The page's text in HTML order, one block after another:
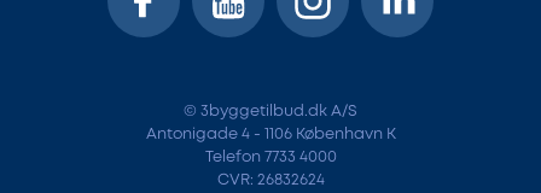
© 3byggetilbud.dk A/S
Antonigade 4 - 1106 København K
Telefon 7733 4000
CVR: 26832624